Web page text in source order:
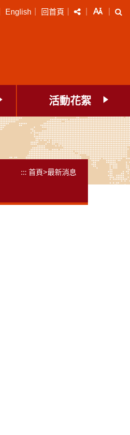
English 回首頁 分享 字級
活動花絮
::: 首頁>最新消息